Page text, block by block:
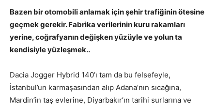
Bazen bir otomobili anlamak için şehir trafiğinin ötesine
geçmek gerekir. Fabrika verilerinin kuru rakamları
yerine, coğrafyanın değişken yüzüyle ve yolun ta
kendisiyle yüzleşmek..
Dacia Jogger Hybrid 140’ı tam da bu felsefeyle,
İstanbul’un karmaşasından alıp Adana’nın sıcağına,
Mardin’in taş evlerine, Diyarbakır’ın tarihi surlarına ve